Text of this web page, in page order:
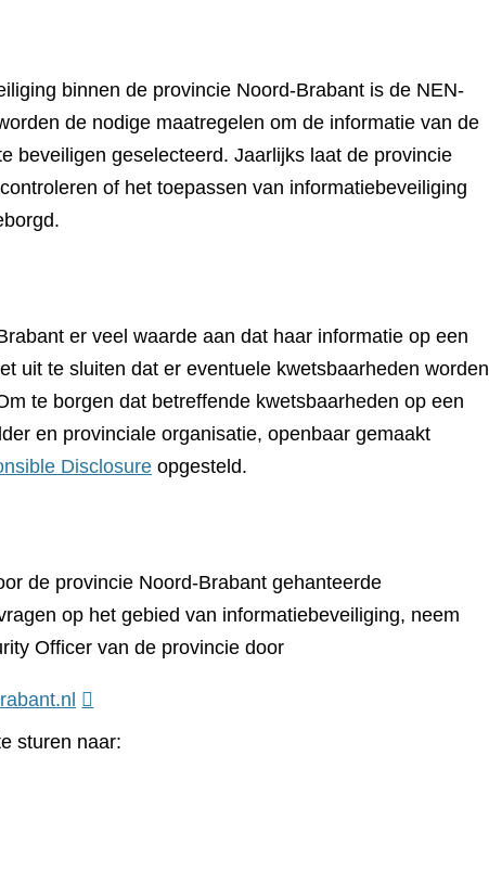
binnen de provincie Noord-Brabant is de NEN-
de nodige maatregelen om de informatie van de
beveiligen geselecteerd. Jaarlijks laat de provincie
of het toepassen van informatiebeveiliging
er veel waarde aan dat haar informatie op een
uit te sluiten dat er eventuele kwetsbaarheden worden
te borgen dat betreffende kwetsbaarheden op een
en provinciale organisatie, openbaar gemaakt
Disclosure opgesteld.
de provincie Noord-Brabant gehanteerde
op het gebied van informatiebeveiliging, neem
Officer van de provincie door
sturen naar: